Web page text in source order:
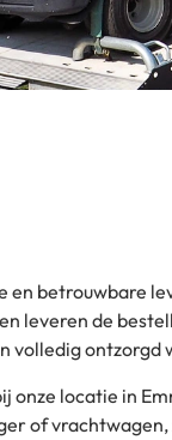
en betrouwbare
leveren de
volledig ontzorgd
onze locatie in
of